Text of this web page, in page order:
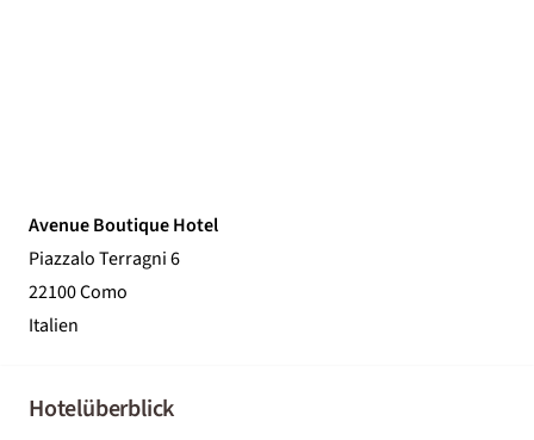
Avenue Boutique Hotel
Piazzalo Terragni 6
22100 Como
Italien
Hotelüberblick